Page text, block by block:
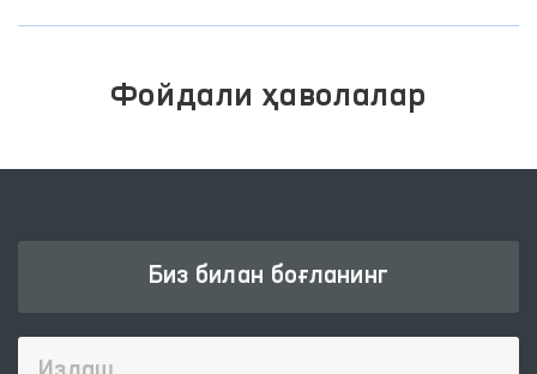
Фойдали ҳаволалар
Биз билан боғланинг